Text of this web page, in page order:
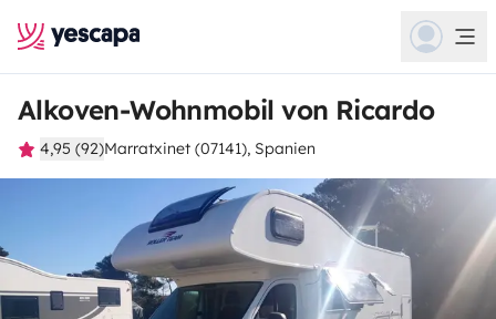
Alkoven-Wohnmobil von Ricardo
4,95 (92)Marratxinet (07141), Spanien